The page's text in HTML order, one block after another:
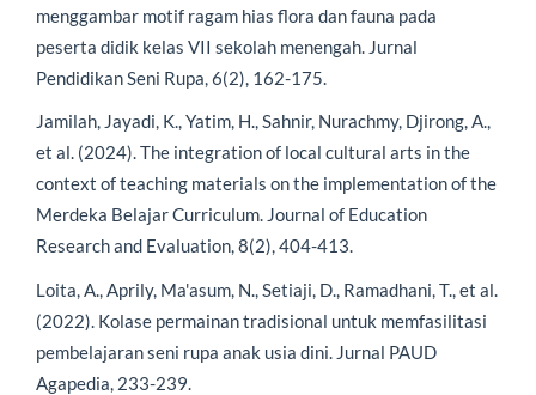
menggambar motif ragam hias flora dan fauna pada
peserta didik kelas VII sekolah menengah. Jurnal
Pendidikan Seni Rupa, 6(2), 162-175.
Jamilah, Jayadi, K., Yatim, H., Sahnir, Nurachmy, Djirong, A.,
et al. (2024). The integration of local cultural arts in the
context of teaching materials on the implementation of the
Merdeka Belajar Curriculum. Journal of Education
Research and Evaluation, 8(2), 404-413.
Loita, A., Aprily, Ma'asum, N., Setiaji, D., Ramadhani, T., et al.
(2022). Kolase permainan tradisional untuk memfasilitasi
pembelajaran seni rupa anak usia dini. Jurnal PAUD
Agapedia, 233-239.